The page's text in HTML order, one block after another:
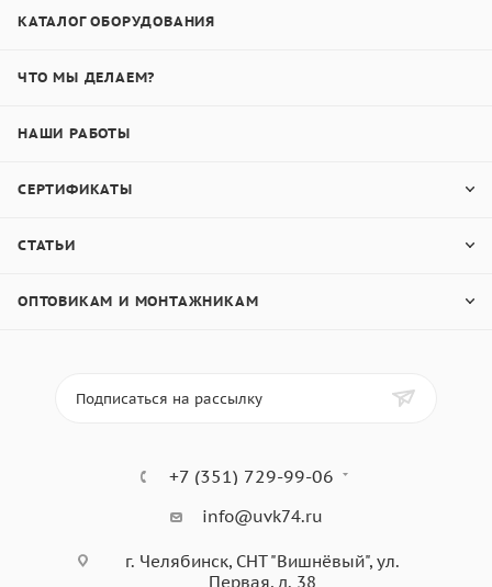
КАТАЛОГ ОБОРУДОВАНИЯ
ЧТО МЫ ДЕЛАЕМ?
НАШИ РАБОТЫ
СЕРТИФИКАТЫ
СТАТЬИ
ОПТОВИКАМ И МОНТАЖНИКАМ
Подписаться на рассылку
+7 (351) 729-99-06
info@uvk74.ru
г. Челябинск, СНТ "Вишнёвый", ул.
Первая, д. 38